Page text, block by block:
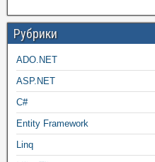
Рубрики
ADO.NET
ASP.NET
C#
Entity Framework
Linq